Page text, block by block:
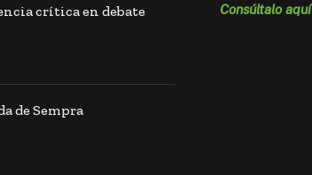
crítica en debate
de Sempra
Consúltalo aquí